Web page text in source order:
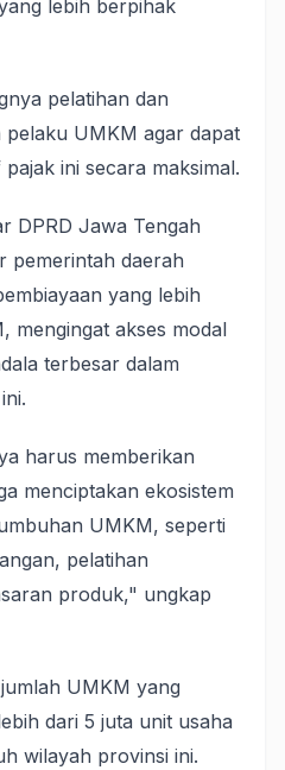
lebih berpihak
pelatihan dan
pelaku UMKM agar dapat
ini secara maksimal.
DPRD Jawa Tengah
pemerintah daerah
yang lebih
mengingat akses modal
terbesar dalam
harus memberikan
menciptakan ekosistem
UMKM, seperti
pelatihan
produk," ungkap
UMKM yang
dari 5 juta unit usaha
wilayah provinsi ini.